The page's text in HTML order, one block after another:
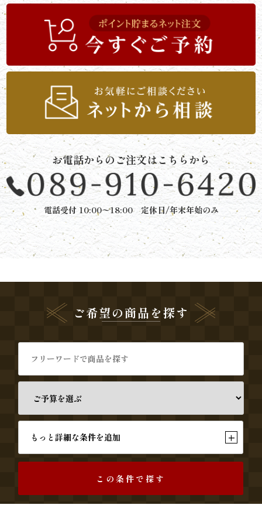
ズ
ぶ
た
け
ひ
さ
石》
シ
ー
ズ
り
お電話からのご注文はこちらから
電話受付 10:00〜18:00 定休日/年末年始のみ
ご希望の商品を探す
もっと詳細な条件を追加 +
この条件で探す